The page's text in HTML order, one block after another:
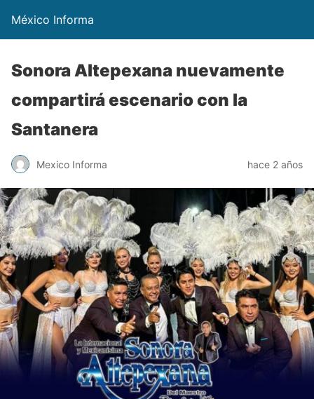
México Informa
Sonora Altepexana nuevamente
compartirá escenario con la
Santanera
Mexico Informa hace 2 años